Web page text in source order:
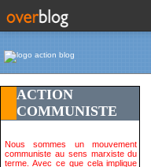
ACTION
COMMUNISTE
Nous sommes un mouvement
communiste au sens marxiste du
terme. Avec ce que cela implique